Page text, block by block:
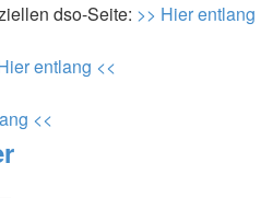
dso-Seite: >> Hier entlang
entlang <<
<<